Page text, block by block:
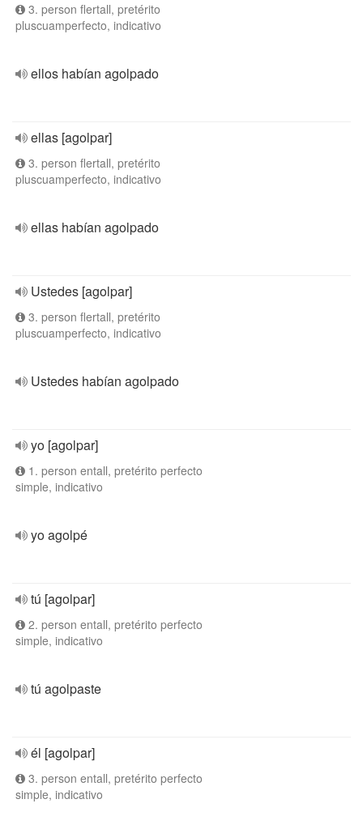
3. person flertall, pretérito
pluscuamperfecto, indicativo
ellos habían agolpado
ellas [agolpar]
3. person flertall, pretérito
pluscuamperfecto, indicativo
ellas habían agolpado
Ustedes [agolpar]
3. person flertall, pretérito
pluscuamperfecto, indicativo
Ustedes habían agolpado
yo [agolpar]
1. person entall, pretérito perfecto
simple, indicativo
yo agolpé
tú [agolpar]
2. person entall, pretérito perfecto
simple, indicativo
tú agolpaste
él [agolpar]
3. person entall, pretérito perfecto
simple, indicativo